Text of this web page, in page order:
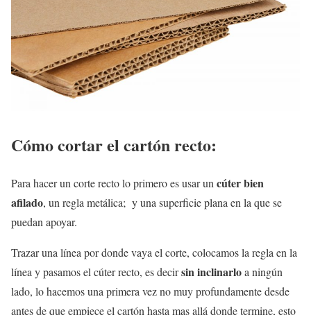
Cómo cortar el cartón recto:
Para hacer un corte recto lo primero es usar un cúter bien
afilado, un regla metálica; y una superficie plana en la que se
puedan apoyar.
Trazar una línea por donde vaya el corte, colocamos la regla en la
línea y pasamos el cúter recto, es decirsin inclinarloa ningún
lado, lo hacemos una primera vez no muy profundamente desde
antes de que empiece el cartón hasta mas allá donde termine, esto